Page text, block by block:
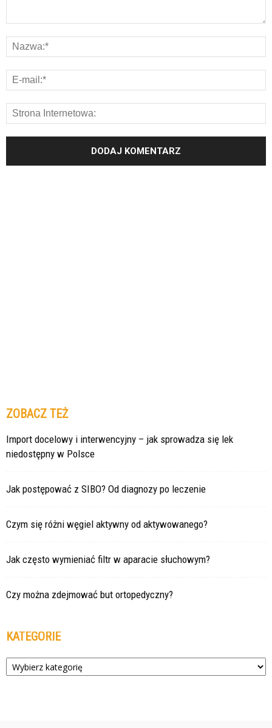
ZOBACZ TEŻ
Import docelowy i interwencyjny – jak sprowadza się lek
niedostępny w Polsce
Jak postępować z SIBO? Od diagnozy po leczenie
Czym się różni węgiel aktywny od aktywowanego?
Jak często wymieniać filtr w aparacie słuchowym?
Czy można zdejmować but ortopedyczny?
KATEGORIE
Kategorie